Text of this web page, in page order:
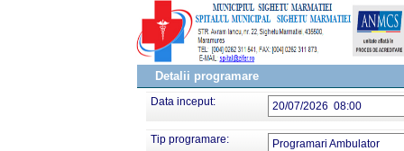
Detalii programare
Data inceput: 20/07/2026 08:00
Tip programare: Programari Ambulator